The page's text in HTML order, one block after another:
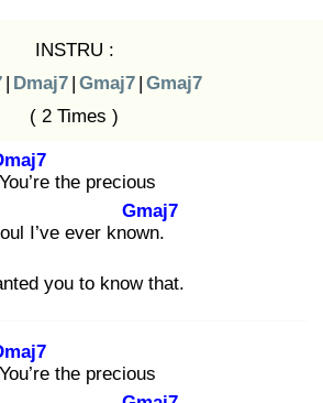
INSTRU :
| Dmaj7 | Gmaj7 | Gmaj7
( 2 Times )
You’re the precious
I’ve ever know
Gmaj7
n.
you to know that.
You’re the precious